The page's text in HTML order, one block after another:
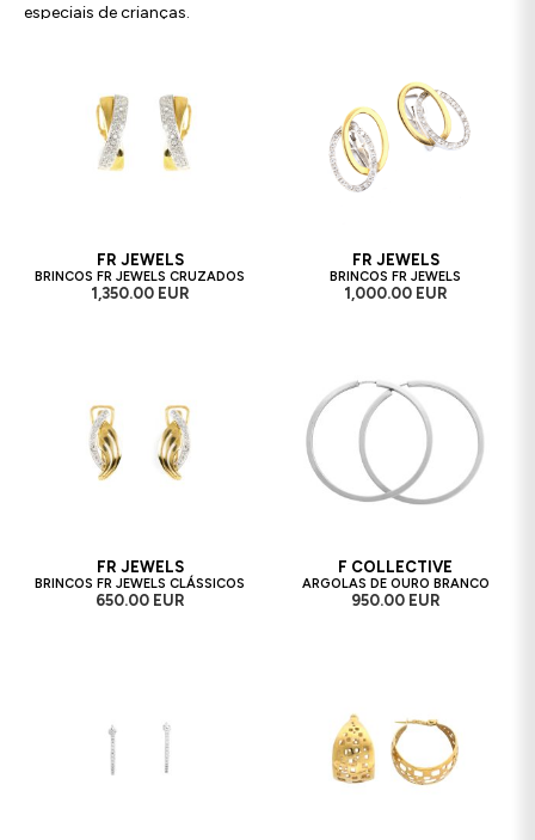
especiais de crianças.
FR JEWELS
BRINCOS FR JEWELS CRUZADOS
1,350.00 EUR
FR JEWELS
BRINCOS FR JEWELS
1,000.00 EUR
FR JEWELS
BRINCOS FR JEWELS CLÁSSICOS
650.00 EUR
F COLLECTIVE
ARGOLAS DE OURO BRANCO
950.00 EUR